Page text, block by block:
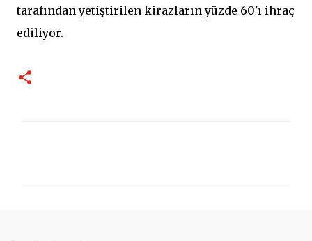
tarafından yetiştirilen kirazların yüzde 60'ı ihraç
ediliyor.